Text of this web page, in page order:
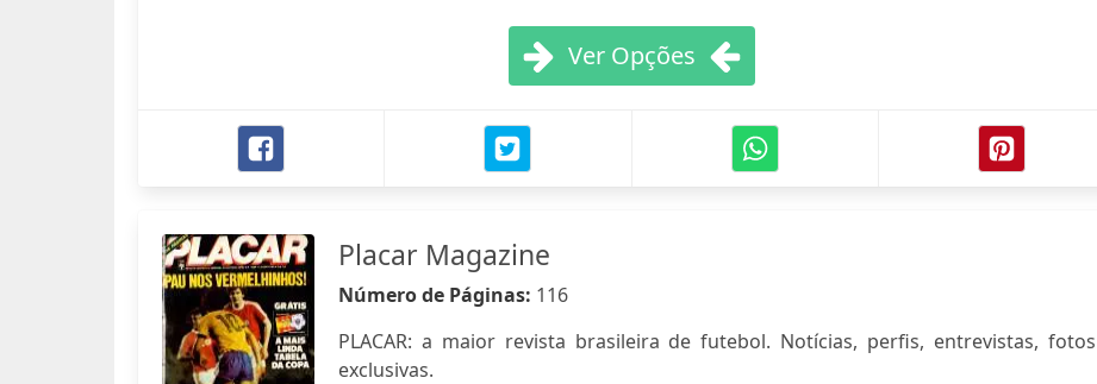
Ver Opções
Placar Magazine
Número de Páginas: 116
PLACAR: a maior revista brasileira de futebol. Notícias, perfis, entrevistas, fotos
exclusivas.